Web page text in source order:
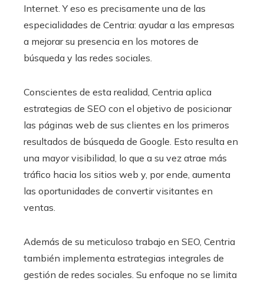
Internet. Y eso es precisamente una de las
especialidades de Centria: ayudar a las empresas
a mejorar su presencia en los motores de
búsqueda y las redes sociales.
Conscientes de esta realidad, Centria aplica
estrategias de SEO con el objetivo de posicionar
las páginas web de sus clientes en los primeros
resultados de búsqueda de Google. Esto resulta en
una mayor visibilidad, lo que a su vez atrae más
tráfico hacia los sitios web y, por ende, aumenta
las oportunidades de convertir visitantes en
ventas.
Además de su meticuloso trabajo en SEO, Centria
también implementa estrategias integrales de
gestión de redes sociales. Su enfoque no se limita